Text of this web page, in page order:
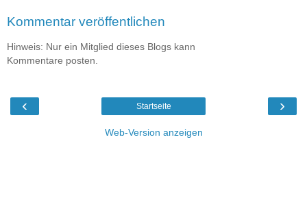
Kommentar veröffentlichen
Hinweis: Nur ein Mitglied dieses Blogs kann
Kommentare posten.
‹ ›
Startseite
Web-Version anzeigen